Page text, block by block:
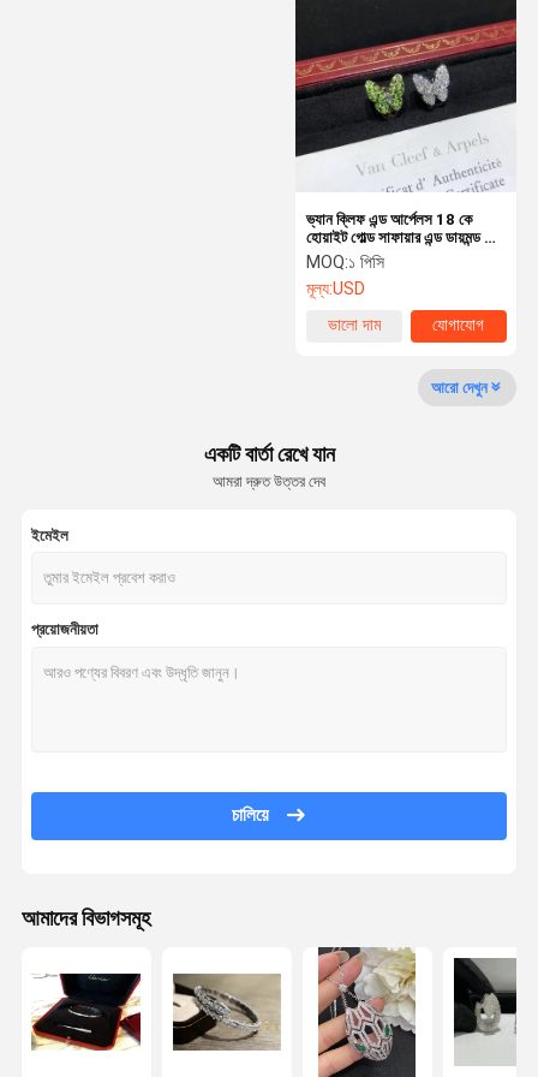
ভ্যান ক্লিফ এন্ড আর্পেলস 18 কে
হোয়াইট গোল্ড সাফায়ার এন্ড ডায়মন্ড রিং
ফর ইয়ং গার্লস জুয়েলারী সরবরাহকারী
MOQ:১ পিসি
মূল্য:USD
ভালো দাম
যোগাযোগ
আরো দেখুন
একটি বার্তা রেখে যান
আমরা দ্রুত উত্তর দেব
ইমেইল
প্রয়োজনীয়তা
চালিয়ে
আমাদের বিভাগসমূহ